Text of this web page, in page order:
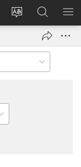
Veisautaka
Dolava
(opens
Vaqara
ena
JW.ORG